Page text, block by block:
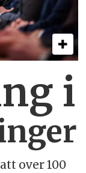
i
over 100